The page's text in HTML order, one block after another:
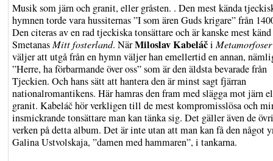
Musik som järn och granit, eller gråsten. . Den mest kända
hymnen torde vara hussiternas ”I som ären Guds krigare” från
Den citeras av en rad tjeckiska tonsättare och är kanske mest
SmetanasMitt fosterland. NärMiloslav Kabeláči
väljer att utgå från en hymn väljer han emellertid en annan,
”Herre, ha förbarmande över oss” som är den äldsta bevarade från
Tjeckien. Och hans sätt att hantera den är minst sagt fjärran
nationalromantikens. Här hamras den fram med slägga mot järn
granit. Kabeláč hör verkligen till de mest kompromisslösa och
insmickrande tonsättare man kan tänka sig. Det gäller även de
verken på detta album. Det är inte utan att man kan få den något
Galina Ustvolskaja, ”damen med hammaren”, i tankarna.